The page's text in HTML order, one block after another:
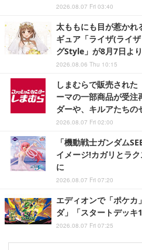
2026.08.07 Fri 03:40
太ももにも目が惹かれ
ギュア「ライザ(ライ
グStyle」が8月7日よ
2026.08.06 Thu 10:15
しまむらで販売され
ーマの一部商品が受注
ダーや、キルアたちの
2026.08.07 Fri 02:00
「機動戦士ガンダム
イメージ!カガリとラ
に
2026.08.07 Fri 07:20
エディオンで「ポケカ
ダ」「スタートデッ
2026.08.07 Fri 07:25